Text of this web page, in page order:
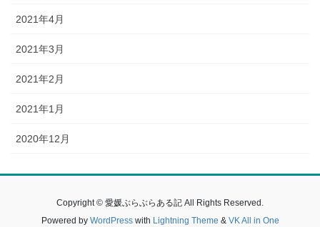
2021年4月
2021年3月
2021年2月
2021年1月
2020年12月
Copyright © 愛媛ぶらぶらある記 All Rights Reserved.
Powered by WordPresswith Lightning Theme & VK All in One